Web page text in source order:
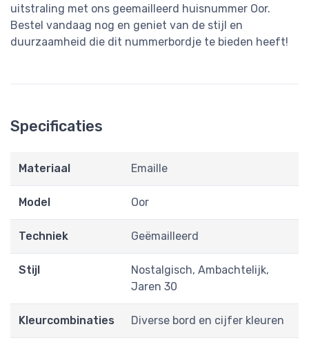
uitstraling met ons geemailleerd huisnummer Oor.
Bestel vandaag nog en geniet van de stijl en
duurzaamheid die dit nummerbordje te bieden heeft!
Specificaties
Materiaal Emaille
Model Oor
Techniek Geëmailleerd
Stijl
Nostalgisch, Ambachtelijk,
Jaren 30
Kleurcombinaties Diverse bord en cijfer kleuren